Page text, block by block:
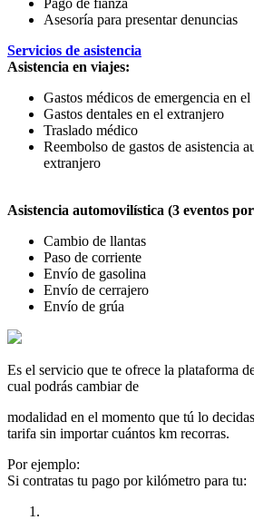
Asesoría para presentar denuncias
Servicios de asistencia
Asistencia en viajes:
Gastos médicos de emergencia en
Gastos dentales en el extranjero
Traslado médico
Reembolso de gastos de asistencia
extranjero
Asistencia automovilística (3 eventos
Cambio de llantas
Paso de corriente
Envío de gasolina
Envío de cerrajero
Envío de grúa
Es el servicio que te ofrece la plataforma
cual podrás cambiar de
modalidad en el momento que tú lo
tarifa sin importar cuántos km recorras.
Por ejemplo:
Si contratas tu pago por kilómetro para tu: